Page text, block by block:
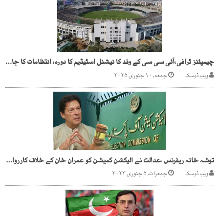
چیمپئنز ٹرافی،آئی سی سی کے وفد کا نیشنل اسٹیڈیم کا دورہ، انتظامات کا جائزہ
ویب ڈیسک جمعه, ۱۰ جنوری ۲۰۲۵
توشہ خانہ ریفرنس ،عدالت نے الیکشن کمیشن کو عمران خان کے خلاف کارروائی سے روک دیا
ویب ڈیسک جمعرات, ۵ جنوری ۲۰۲۳